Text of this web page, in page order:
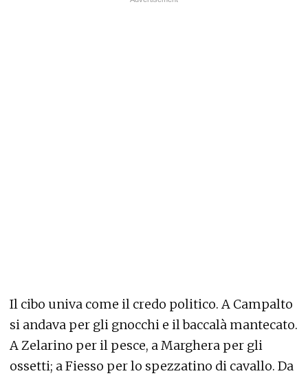
Il cibo univa come il credo politico. A Campalto
si andava per gli gnocchi e il baccalà mantecato.
A Zelarino per il pesce, a Marghera per gli
ossetti; a Fiesso per lo spezzatino di cavallo. Da